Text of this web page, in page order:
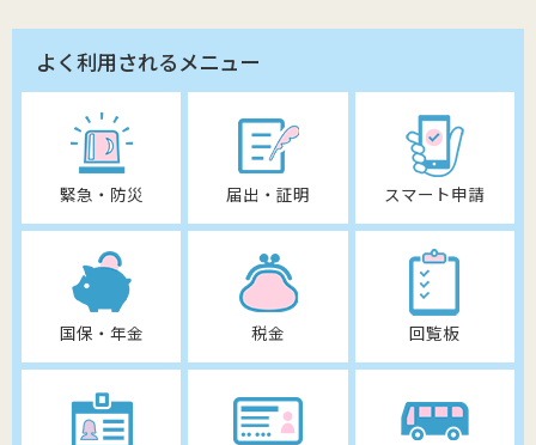
よく利用されるメニュー
緊急・防災 届出・証明 スマート申請
国保・年金 税金 回覧板